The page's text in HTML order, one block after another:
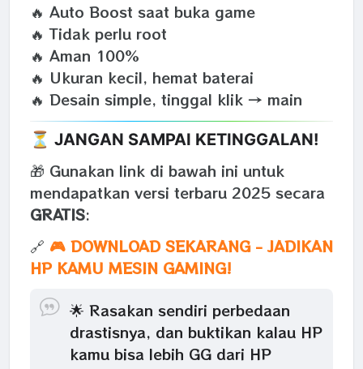
🔥 Auto Boost saat buka game
🔥 Tidak perlu root
🔥 Aman 100%
🔥 Ukuran kecil, hemat baterai
🔥 Desain simple, tinggal klik → main
⏳ JANGAN SAMPAI KETINGGALAN!
🎁 Gunakan link di bawah ini untuk
mendapatkan versi terbaru 2025 secara
GRATIS:
🔗 🎮 DOWNLOAD SEKARANG - JADIKAN
HP KAMU MESIN GAMING!
🌟 Rasakan sendiri perbedaan
drastisnya, dan buktikan kalau HP
kamu bisa lebih GG dari HP